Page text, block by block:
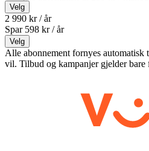
Velg
2 990 kr / år
Spar 598 kr /år
Velg
Alle abonnement fornyes
vil. Tilbud og kampanjer gjelder bare